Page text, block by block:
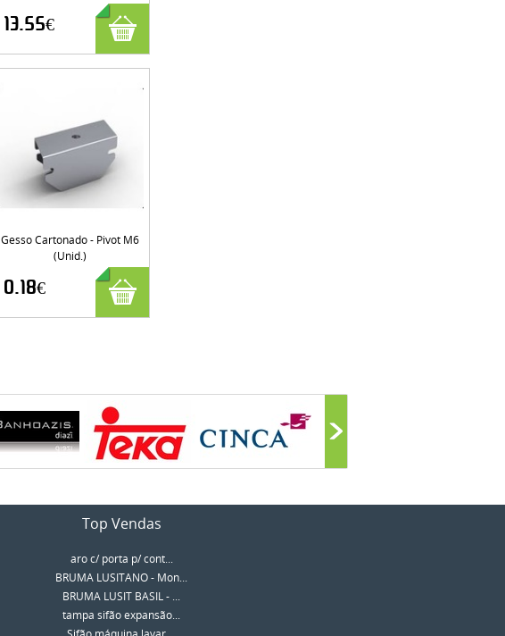
13.55€
Gesso Cartonado - Pivot M6
(Unid.)
0.18€
Top Vendas
aro c/ porta p/ cont...
BRUMA LUSITANO - Mon...
BRUMA LUSIT BASIL - ...
tampa sifão expansão...